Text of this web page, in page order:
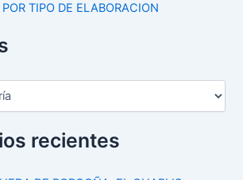
TIPO DE ELABORACION
recientes